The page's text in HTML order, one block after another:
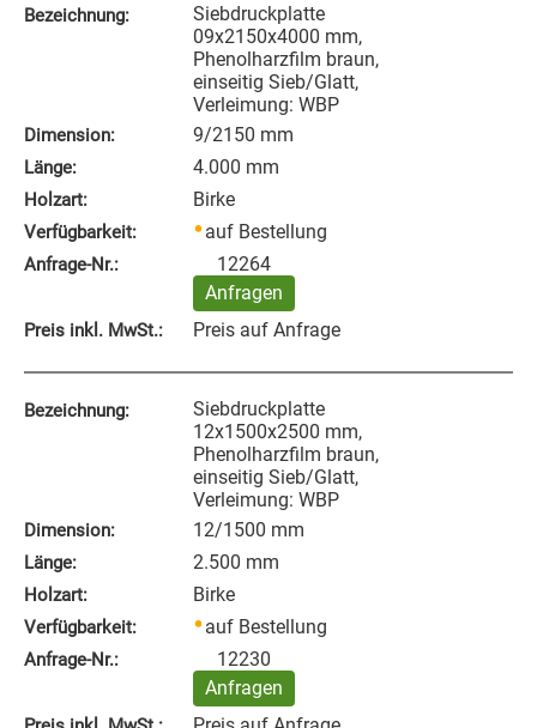
Bezeichnung:
Siebdruckplatte
09x2150x4000 mm,
Phenolharzfilm braun,
einseitig Sieb/Glatt,
Verleimung: WBP
Dimension: 9/2150 mm
Länge: 4.000 mm
Holzart: Birke
Verfügbarkeit: auf Bestellung
Anfrage‑Nr.:
12264
Anfragen
Preis inkl. MwSt.: Preis auf Anfrage
Bezeichnung:
Siebdruckplatte
12x1500x2500 mm,
Phenolharzfilm braun,
einseitig Sieb/Glatt,
Verleimung: WBP
Dimension: 12/1500 mm
Länge: 2.500 mm
Holzart: Birke
Verfügbarkeit: auf Bestellung
Anfrage‑Nr.:
12230
Anfragen